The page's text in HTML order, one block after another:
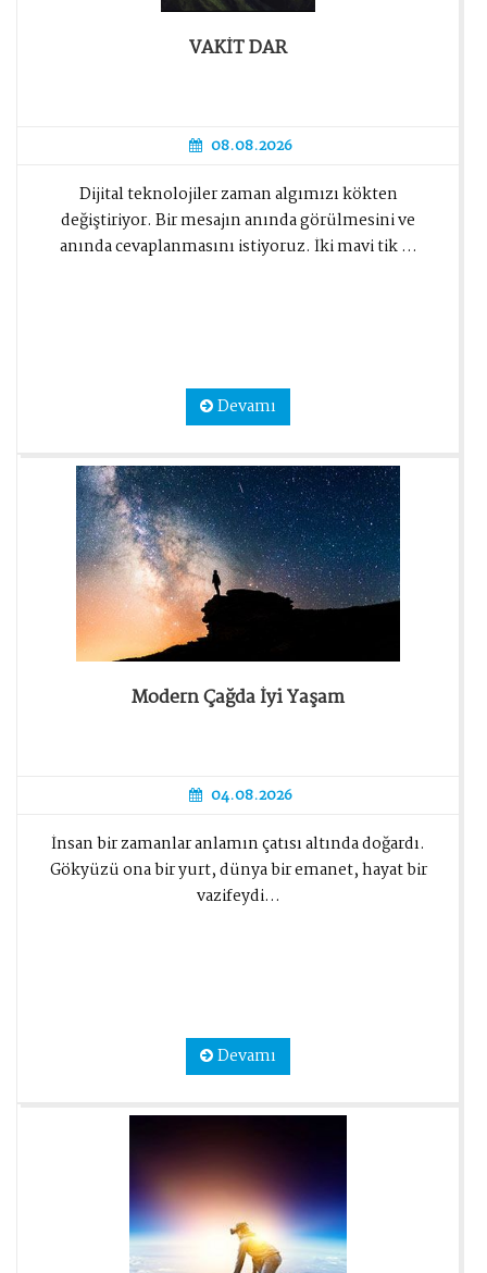
VAKİT DAR
08.08.2026
Dijital teknolojiler zaman algımızı kökten
değiştiriyor. Bir mesajın anında görülmesini ve
anında cevaplanmasını istiyoruz. İki mavi tik ...
Devamı
Modern Çağda İyi Yaşam
04.08.2026
İnsan bir zamanlar anlamın çatısı altında doğardı.
Gökyüzü ona bir yurt, dünya bir emanet, hayat bir
vazifeydi...
Devamı